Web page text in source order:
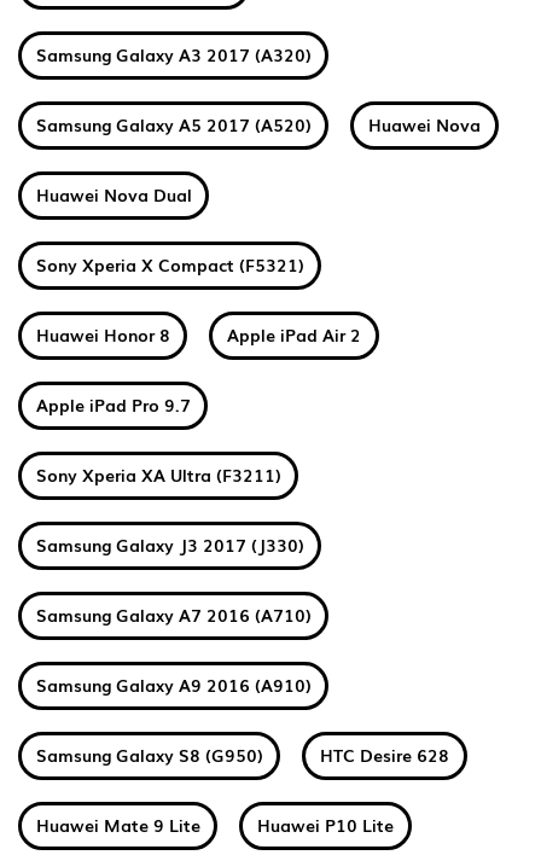
Samsung Galaxy A3 2017 (A320)
Samsung Galaxy A5 2017 (A520) Huawei Nova
Huawei Nova Dual
Sony Xperia X Compact (F5321)
Huawei Honor 8 Apple iPad Air 2
Apple iPad Pro 9.7
Sony Xperia XA Ultra (F3211)
Samsung Galaxy J3 2017 (J330)
Samsung Galaxy A7 2016 (A710)
Samsung Galaxy A9 2016 (A910)
Samsung Galaxy S8 (G950) HTC Desire 628
Huawei Mate 9 Lite Huawei P10 Lite